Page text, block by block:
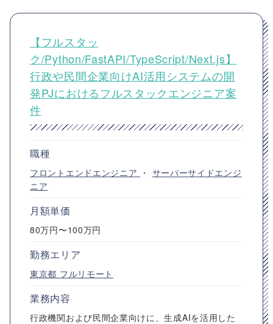
【フルスタッ
ク/Python/FastAPI/TypeScript/Next.js】
行政や民間企業向けAI活用システムの開
発PJにおけるフルスタックエンジニア案
件
職種
フロントエンドエンジニア ・ サーバーサイドエンジ
ニア
月額単価
80万円〜100万円
勤務エリア
東京都 フルリモート
業務内容
行政機関および民間企業向けに、生成AIを活用した